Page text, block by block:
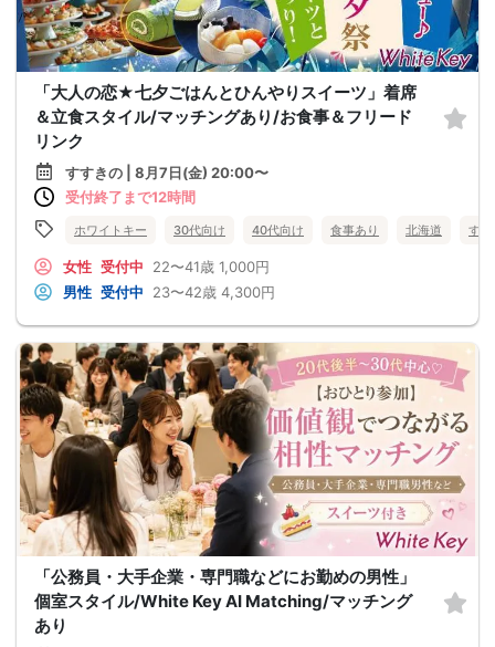
「大人の恋★七夕ごはんとひんやりスイーツ」着席
＆立食スタイル/マッチングあり/お食事＆フリード
リンク
すすきの | 8月7日(金) 20:00〜
受付終了まで12時間
ホワイトキー 30代向け 40代向け 食事あり 北海道 す
女性 受付中 22〜41歳 1,000円
男性 受付中 23〜42歳 4,300円
「公務員・大手企業・専門職などにお勤めの男性」
個室スタイル/White Key AI Matching/マッチング
あり